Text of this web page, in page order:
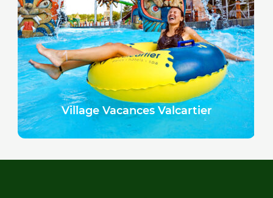
Village Vacances Valcartier